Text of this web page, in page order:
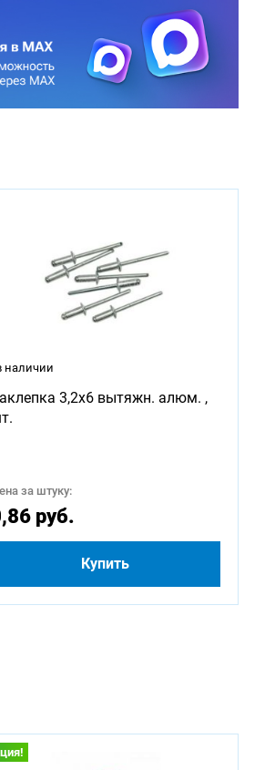
наличии
3,2х6 вытяжн. алюм. ,
за штуку:
руб.
Купить